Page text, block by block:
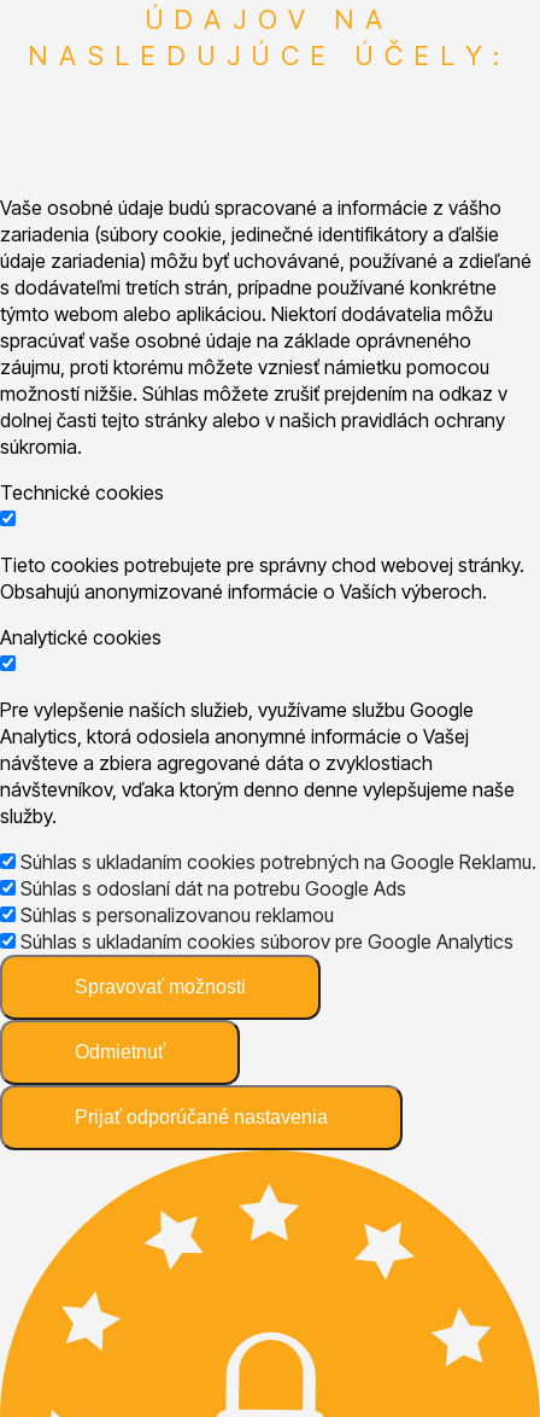
ÚDAJOV NA
NASLEDUJÚCE ÚČELY:
Vaše osobné údaje budú spracované a informácie z vášho
zariadenia (súbory cookie, jedinečné identifikátory a ďalšie
údaje zariadenia) môžu byť uchovávané, používané a zdieľané
s dodávateľmi tretích strán, prípadne používané konkrétne
týmto webom alebo aplikáciou. Niektorí dodávatelia môžu
spracúvať vaše osobné údaje na základe oprávneného
záujmu, proti ktorému môžete vzniesť námietku pomocou
možností nižšie. Súhlas môžete zrušiť prejdením na odkaz v
dolnej časti tejto stránky alebo v našich pravidlách ochrany
súkromia.
Technické cookies
Tieto cookies potrebujete pre správny chod webovej stránky.
Obsahujú anonymizované informácie o Vaších výberoch.
Analytické cookies
Pre vylepšenie naších služieb, využívame službu Google
Analytics, ktorá odosiela anonymné informácie o Vašej
návšteve a zbiera agregované dáta o zvyklostiach
návštevníkov, vďaka ktorým denno denne vylepšujeme naše
služby.
Súhlas s ukladaním cookies potrebných na Google Reklamu.
Súhlas s odoslaní dát na potrebu Google Ads
Súhlas s personalizovanou reklamou
Súhlas s ukladaním cookies súborov pre Google Analytics
Spravovať možnosti
Odmietnuť
Prijať odporúčané nastavenia